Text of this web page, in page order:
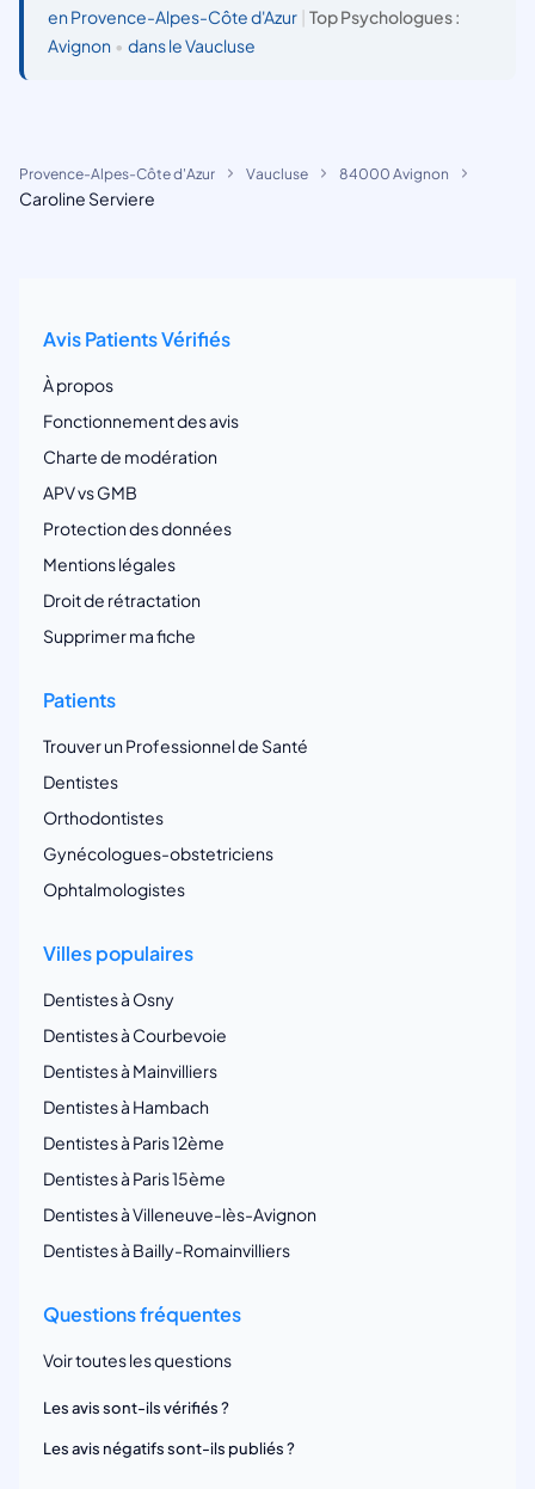
en Provence-Alpes-Côte d'Azur
Top Psychologues :
Avignon • dans le Vaucluse
Provence-Alpes-Côte d'Azur Vaucluse 84000 Avignon
Caroline Serviere
Avis Patients Vérifiés
À propos
Fonctionnement des avis
Charte de modération
APV vs GMB
Protection des données
Mentions légales
Droit de rétractation
Supprimer ma fiche
Patients
Trouver un Professionnel de Santé
Dentistes
Orthodontistes
Gynécologues-obstetriciens
Ophtalmologistes
Villes populaires
Dentistes à Osny
Dentistes à Courbevoie
Dentistes à Mainvilliers
Dentistes à Hambach
Dentistes à Paris 12ème
Dentistes à Paris 15ème
Dentistes à Villeneuve-lès-Avignon
Dentistes à Bailly-Romainvilliers
Questions fréquentes
Voir toutes les questions
Les avis sont-ils vérifiés ?
Les avis négatifs sont-ils publiés ?